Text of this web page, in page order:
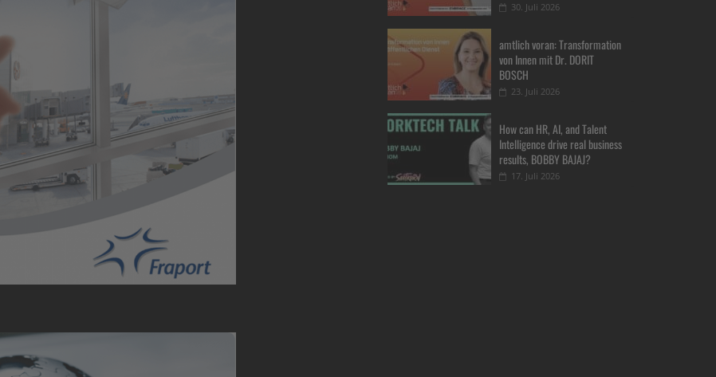
30. Juli 2026
amtlich voran: Transformation
von Innen mit Dr. DORIT
BOSCH
23. Juli 2026
How can HR, AI, and Talent
Intelligence drive real business
results, BOBBY BAJAJ?
17. Juli 2026